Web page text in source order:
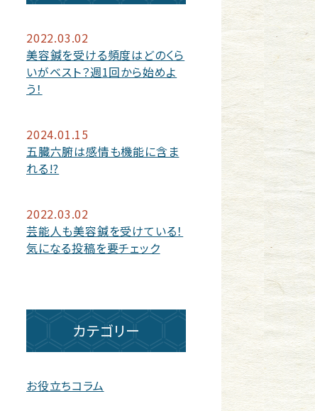
2022.03.02
美容鍼を受ける頻度はどのくら
いがベスト？週1回から始めよ
う！
2024.01.15
五臓六腑は感情も機能に含ま
れる!?
2022.03.02
芸能人も美容鍼を受けている！
気になる投稿を要チェック
カテゴリー
お役立ちコラム